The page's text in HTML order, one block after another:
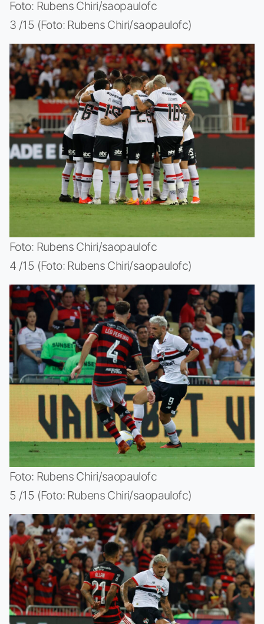
Foto: Rubens Chiri/saopaulofc
3 /15 (Foto: Rubens Chiri/saopaulofc)
Foto: Rubens Chiri/saopaulofc
4 /15 (Foto: Rubens Chiri/saopaulofc)
Foto: Rubens Chiri/saopaulofc
5 /15 (Foto: Rubens Chiri/saopaulofc)